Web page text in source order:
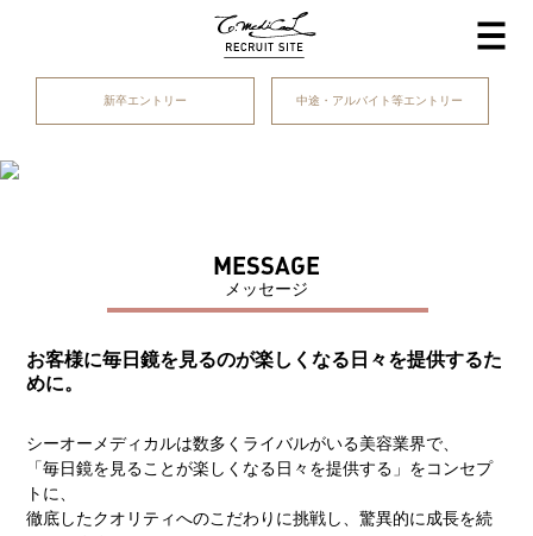
新卒エントリー 中途・アルバイト等エントリー
MESSAGE
メッセージ
お客様に毎日鏡を見るのが楽しくなる日々を提供するた
めに。
シーオーメディカルは数多くライバルがいる美容業界で、
「毎日鏡を見ることが楽しくなる日々を提供する」をコンセプ
トに、
徹底したクオリティへのこだわりに挑戦し、驚異的に成長を続